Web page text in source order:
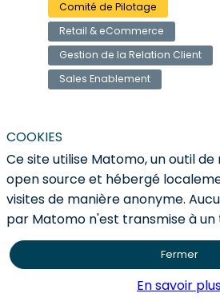
Comité de Pilotage
Retail & eCommerce
Gestion de la Relation Client
Sales Enablement
Pour vous inscrire,
cliquant sur ce bouton :
Connexion
COOKIES
Ce site utilise Matomo, un outil de
open source et hébergé
visites de manière anonyme.
par Matomo n'est transmise à un
Fermer
En savoir